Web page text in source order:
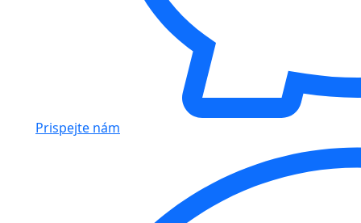
Prispejte nám